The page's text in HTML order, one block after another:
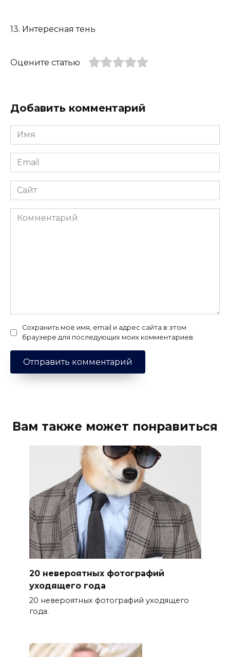
13. Интересная тень
Оцените статью
Добавить комментарий
Имя
*
Email
*
Сайт
Комментарий
Сохранить моё имя, email и адрес сайта в этом
браузере для последующих моих комментариев.
Вам также может понравиться
20 невероятных фотографий
уходящего года
20 невероятных фотографий уходящего
года.